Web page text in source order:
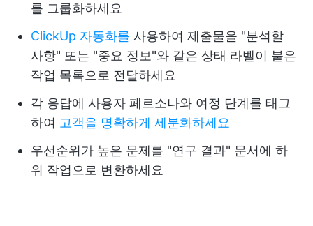
를 그룹화하세요
ClickUp 자동화를 사용하여 제출물을 "분석할
사항" 또는 "중요 정보"와 같은 상태 라벨이 붙은
작업 목록으로 전달하세요
각 응답에 사용자 페르소나와 여정 단계를 태그
하여 고객을 명확하게 세분화하세요
우선순위가 높은 문제를 "연구 결과" 문서에 하
위 작업으로 변환하세요